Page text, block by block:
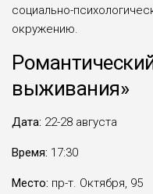
социально-
окружению.
выживания»
Дата: 22-28 августа
Время: 17:30
Место: пр-т. Октября, 95